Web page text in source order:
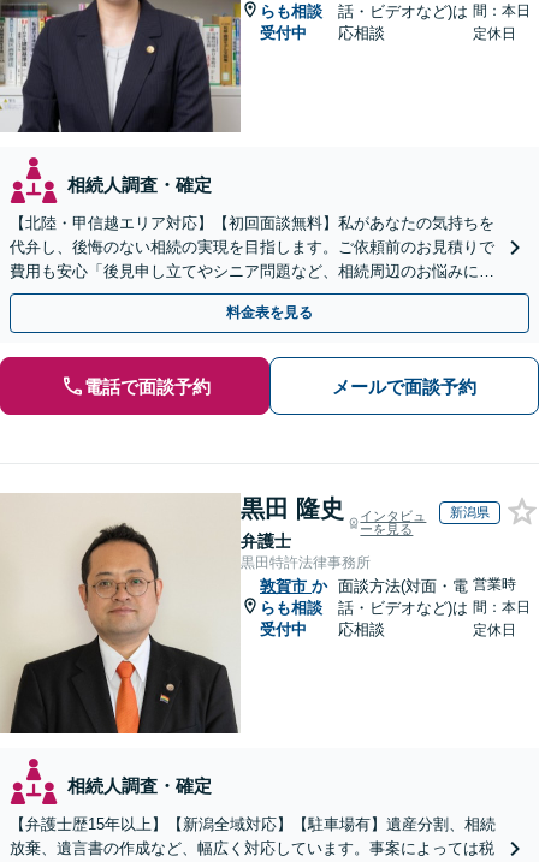
らも相談
受付中
話・ビデオなど)は
応相談
間：本日
定休日
相続人調査・確定
【北陸・甲信越エリア対応】【初回面談無料】私があなたの気持ちを
代弁し、後悔のない相続の実現を目指します。ご依頼前のお見積りで
費用も安心「後見申し立てやシニア問題など、相続周辺のお悩みにも
対処可能」【WEB面談対応】
料金表を見る
電話で面談予約 メールで面談予約
黒田 隆史
弁護士
インタビュ
ーを見る
新潟県
黒田特許法律事務所
敦賀市 か
らも相談
受付中
面談方法(対面・電
話・ビデオなど)は
応相談
営業時
間：本日
定休日
相続人調査・確定
【弁護士歴15年以上】【新潟全域対応】【駐車場有】遺産分割、相続
放棄、遺言書の作成など、幅広く対応しています。事案によっては税